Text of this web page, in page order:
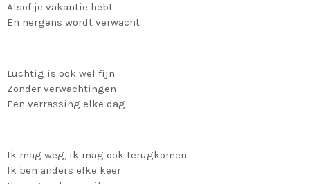
Alsof je vakantie hebt
En nergens wordt verwacht
Luchtig is ook wel fijn
Zonder verwachtingen
Een verrassing elke dag
Ik mag weg, ik mag ook terugkomen
Ik ben anders elke keer